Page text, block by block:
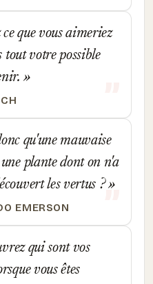
que vous aimeriez
tout votre possible
qu'une mauvaise
plante dont on n'a
les vertus ?
EMERSON
qui sont vos
vous êtes